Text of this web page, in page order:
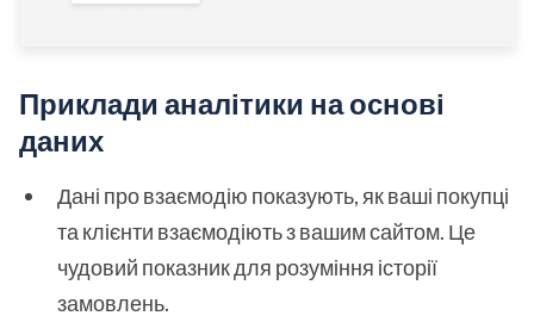
Приклади аналітики на основі
даних
Дані про взаємодію показують, як ваші покупці
та клієнти взаємодіють з вашим сайтом. Це
чудовий показник для розуміння історії
замовлень.